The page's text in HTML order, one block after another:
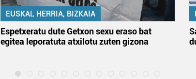
EUSKAL HERRIA, BIZKAIA
Espetxeratu dute Getxon sexu eraso bat
egitea leporatuta atxilotu zuten gizona